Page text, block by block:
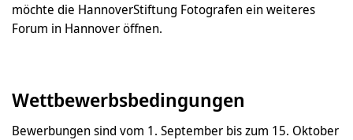
möchte die HannoverStiftung Fotografen ein weiteres
Forum in Hannover öffnen.
Wettbewerbsbedingungen
Bewerbungen sind vom 1. September bis zum 15. Oktober